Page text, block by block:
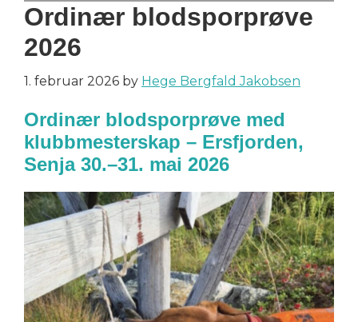
Ordinær blodsporprøve
2026
1. februar 2026 by Hege Bergfald Jakobsen
Ordinær blodsporprøve med
klubbmesterskap – Ersfjorden,
Senja 30.–31. mai 2026